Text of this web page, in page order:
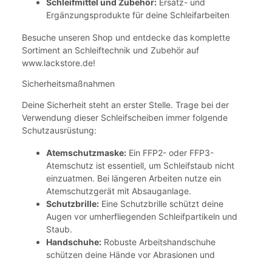
Ergänzungsprodukte für deine Schleifarbeiten
Besuche unseren Shop und entdecke das komplette
Sortiment an Schleiftechnik und Zubehör auf
www.lackstore.de!
Sicherheitsmaßnahmen
Deine Sicherheit steht an erster Stelle. Trage bei der
Verwendung dieser Schleifscheiben immer folgende
Schutzausrüstung:
Atemschutzmaske: Ein FFP2- oder FFP3-
Atemschutz ist essentiell, um Schleifstaub nicht
einzuatmen. Bei längeren Arbeiten nutze ein
Atemschutzgerät mit Absauganlage.
Schutzbrille: Eine Schutzbrille schützt deine
Augen vor umherfliegenden Schleifpartikeln und
Staub.
Handschuhe: Robuste Arbeitshandschuhe
schützen deine Hände vor Abrasionen und